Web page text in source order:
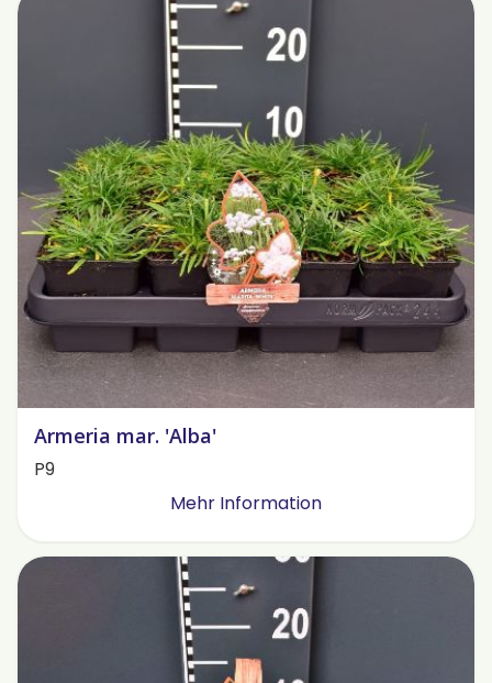
Armeria mar. 'Alba'
P9
Mehr Information